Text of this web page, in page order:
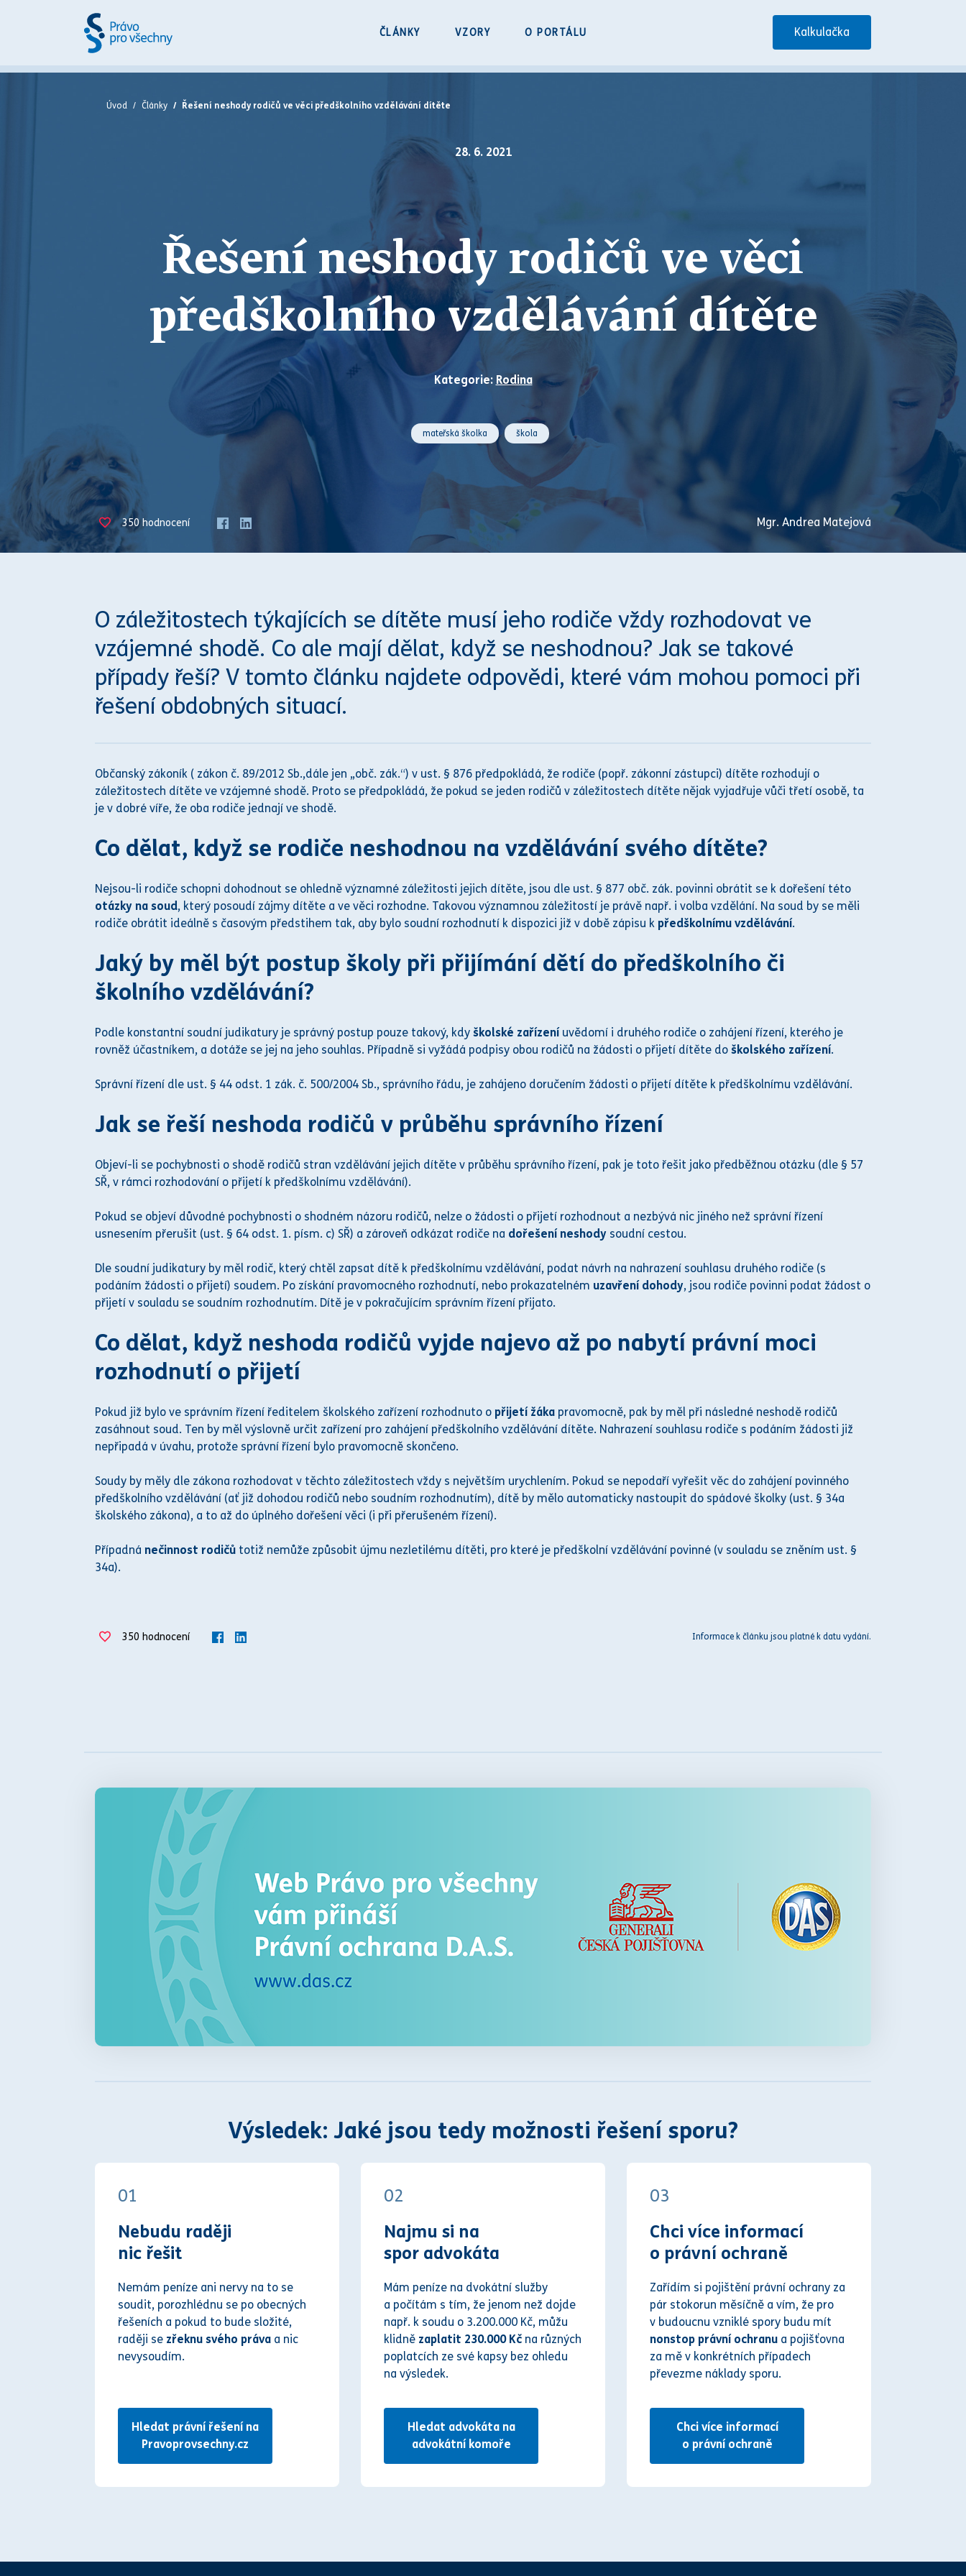
ČLÁNKY VZORY O PORTÁLU Kalkulačka
Úvod Články Řešení neshody rodičů ve věci předškolního vzdělávání dítěte
28. 6. 2021
Řešení neshody rodičů ve věci
předškolního vzdělávání dítěte
Kategorie: Rodina
mateřská školka škola
Mgr. Andrea Matejová
350hodnocení
O záležitostech týkajících se dítěte musí jeho rodiče vždy rozhodovat ve
vzájemné shodě. Co ale mají dělat, když se neshodnou? Jak se takové
případy řeší? V tomto článku najdete odpovědi, které vám mohou pomoci při
řešení obdobných situací.
Občanský zákoník ( zákon č. 89/2012 Sb.,dále jen „obč. zák.“) v ust. § 876 předpokládá, že rodiče (popř. zákonní zástupci) dítěte rozhodují o
záležitostech dítěte ve vzájemné shodě. Proto se předpokládá, že pokud se jeden rodičů v záležitostech ​​​​​dítěte nějak vyj​​​​​adřuje v​​​​​​​ůči třetí osobě, ta
je v dobré víře, že oba rodiče jednají ve shodě.
Co dělat, když se rodiče neshodnou na vzdělávání svého dítěte?
Nejsou-li rodiče schopni dohodnout se ohledně významné záležitosti jejich dítěte, jsou dle ust. § 877 obč. zák. povinni obrátit se k dořešení této
otázky na soud, který posoudí zájmy dítěte a ve věci rozhodne. Takovou významnou záležitostí je právě např. i volba vzdělání. Na soud by se měli
rodiče obrátit ideálně s časovým předstihem tak, aby bylo soudní rozhodnutí k dispozici již v době zápisu k předškolnímu vzdělávání.
Jaký by měl být postup školy při přijímání dětí do předškolního či
školního vzdělávání?
Podle konstantní soudní judikatury je správný postup pouze takový, kdy školské zařízeníuvědomí i druhého rodiče o zahájení řízení, kterého je
rovněž účastníkem, a dotáže se jej na jeho souhlas. Případně si vyžádá podpisy obou rodičů na žádosti o přijetí dítěte do školského zařízení.
Správní řízení dle ust. § 44 odst. 1 zák. č. 500/2004 Sb., správního řádu, je zahájeno doručením žádosti o přijetí dítěte k předškolnímu vzdělávání.
Jak se řeší neshoda rodičů v průběhu správního řízení
Objeví-li se pochybnosti o shodě rodičů stran vzdělávání jejich dítěte v průběhu správního řízení, pak je toto řešit jako předběžnou otázku (dle § 57
SŘ, v rámci rozhodování o přijetí k předškolnímu vzdělávání).
Pokud se objeví důvodné pochybnosti o shodném názoru rodičů, nelze o žádosti o přijetí rozhodnout a nezbývá nic jiného než správní řízení
usnesením přerušit (ust. § 64 odst. 1. písm. c) SŘ) a zároveň odkázat rodiče na dořešení neshody soudní cestou.
Dle soudní judikatury by měl rodič, který chtěl zapsat dítě k předškolnímu vzdělávání, podat návrh na nahrazení souhlasu druhého rodiče (s
podáním žádosti o přijetí) soudem. Po získání pravomocného rozhodnutí, nebo prokazatelném uzavření dohody, jsou rodiče povinni podat žádost o
přijetí v souladu se soudním rozhodnutím. Dítě je v pokračujícím správním řízení přijato.
Co dělat, když neshoda rodičů vyjde najevo až po nabytí právní moci
rozhodnutí o přijetí
Pokud již bylo ve správním řízení ředitelem školského zařízení rozhodnuto o přijetí žáka pravomocně, pak by měl při následné neshodě rodičů
zasáhnout soud. Ten by měl výslovně určit zařízení pro zahájení předškolního vzdělávání dítěte. Nahrazení souhlasu rodiče s podáním žádosti již
nepřipadá v úvahu, protože správní řízení bylo pravomocně skončeno.
Soudy by měly dle zákona rozhodovat v těchto záležitostech vždy s největším urychlením. Pokud se nepodaří vyřešit věc do zahájení povinného
předškolního vzdělávání (ať již dohodou rodičů nebo soudním rozhodnutím), dítě by mělo automaticky nastoupit do spádové školky (ust. § 34a
školského zákona), a to až do úplného dořešení věci (i při přerušeném řízení).
Případná nečinnost rodičů totiž nemůže způsobit újmu nezletilému dítěti, pro které je předškolní vzdělávání povinné (v souladu se zněním ust. §
34a).
350 hodnocení Informace k článku jsou platné k datu vydání.
Výsledek: Jaké jsou tedy možnosti řešení sporu?
01
Nebudu raději
nic řešit
Nemám peníze ani nervy na to se
soudit, porozhlédnu se po obecných
řešeních a pokud to bude složité,
raději se zřeknu svého práva a nic
nevysoudím.
Hledat právní řešení na
Pravoprovsechny.cz
02
Najmu si na
spor advokáta
Mám peníze na dvokátní služby
a počítám s tím, že jenom než dojde
např. k soudu o 3.200.000 Kč, můžu
klidně zaplatit 230.000 Kč na různých
poplatcích ze své kapsy bez ohledu
na výsledek.
Hledat advokáta na
advokátní komoře
03
Chci více informací
o právní ochraně
Zařídím si pojištění právní ochrany za
pár stokorun měsíčně a vím, že pro
v budoucnu vzniklé spory budu mít
nonstop právní ochranu a pojišťovna
za mě v konkrétních případech
převezme náklady sporu.
Chci více informací
o právní ochraně